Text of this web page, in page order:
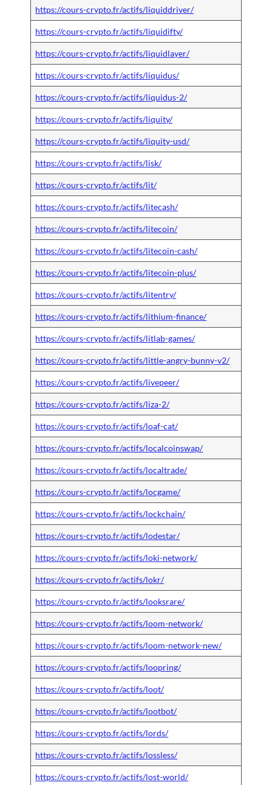
https://cours-crypto.fr/actifs/liquiddriver/
https://cours-crypto.fr/actifs/liquidifty/
https://cours-crypto.fr/actifs/liquidlayer/
https://cours-crypto.fr/actifs/liquidus/
https://cours-crypto.fr/actifs/liquidus-2/
https://cours-crypto.fr/actifs/liquity/
https://cours-crypto.fr/actifs/liquity-usd/
https://cours-crypto.fr/actifs/lisk/
https://cours-crypto.fr/actifs/lit/
https://cours-crypto.fr/actifs/litecash/
https://cours-crypto.fr/actifs/litecoin/
https://cours-crypto.fr/actifs/litecoin-cash/
https://cours-crypto.fr/actifs/litecoin-plus/
https://cours-crypto.fr/actifs/litentry/
https://cours-crypto.fr/actifs/lithium-finance/
https://cours-crypto.fr/actifs/litlab-games/
https://cours-crypto.fr/actifs/little-angry-bunny-v2/
https://cours-crypto.fr/actifs/livepeer/
https://cours-crypto.fr/actifs/liza-2/
https://cours-crypto.fr/actifs/loaf-cat/
https://cours-crypto.fr/actifs/localcoinswap/
https://cours-crypto.fr/actifs/localtrade/
https://cours-crypto.fr/actifs/locgame/
https://cours-crypto.fr/actifs/lockchain/
https://cours-crypto.fr/actifs/lodestar/
https://cours-crypto.fr/actifs/loki-network/
https://cours-crypto.fr/actifs/lokr/
https://cours-crypto.fr/actifs/looksrare/
https://cours-crypto.fr/actifs/loom-network/
https://cours-crypto.fr/actifs/loom-network-new/
https://cours-crypto.fr/actifs/loopring/
https://cours-crypto.fr/actifs/loot/
https://cours-crypto.fr/actifs/lootbot/
https://cours-crypto.fr/actifs/lords/
https://cours-crypto.fr/actifs/lossless/
https://cours-crypto.fr/actifs/lost-world/